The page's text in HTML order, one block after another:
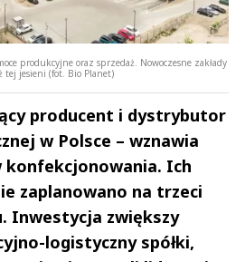
produkcyjne oraz sprzedaż. Nowoczesne zakłady
tej jesieni (fot. Bio Planet)
producent i dystrybutor
w Polsce – wznawia
konfekcjonowania. Ich
zaplanowano na trzeci
Inwestycja zwiększy
logistyczny spółki,